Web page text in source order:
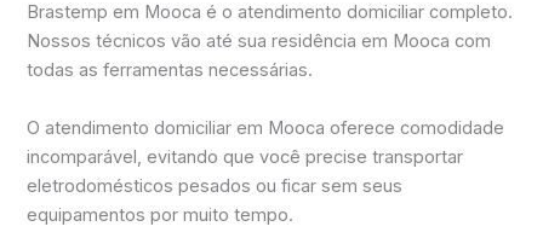
Brastemp em Mooca é o atendimento domiciliar completo.
Nossos técnicos vão até sua residência em Mooca com
todas as ferramentas necessárias.
O atendimento domiciliar em Mooca oferece comodidade
incomparável, evitando que você precise transportar
eletrodomésticos pesados ou ficar sem seus
equipamentos por muito tempo.